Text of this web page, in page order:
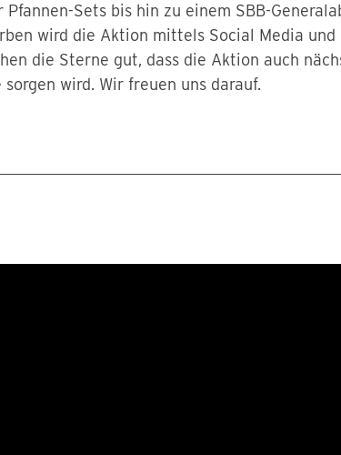
Pfannen-Sets bis hin zu einem SBB-
wird die Aktion mittels Social Media und
die Sterne gut, dass die Aktion auch
wird. Wir freuen uns darauf.